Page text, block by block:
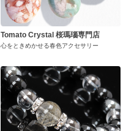
Tomato Crystal 桜瑪瑙専門店
心をときめかせる春色アクセサリー